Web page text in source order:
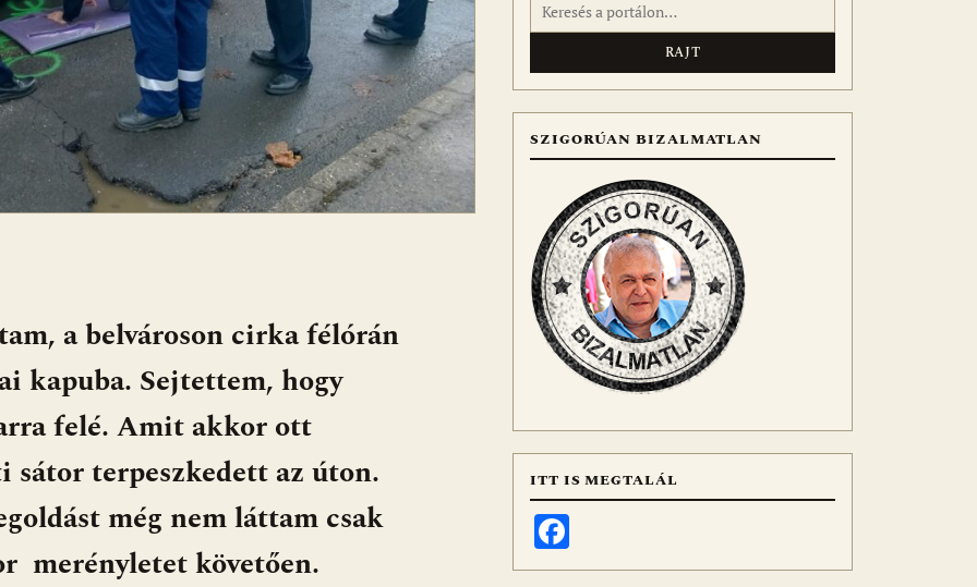
a belvároson cirka félórán
kapuba. Sejtettem, hogy
felé. Amit akkor ott
terpeszkedett az úton.
még nem láttam csak
merényletet követően.
SZIGORÚAN BIZALMATLAN
ITT IS MEGTALÁL